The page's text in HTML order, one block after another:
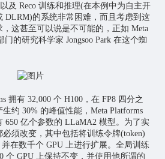
及 Reco 训练和推理(在本例中为自主开
DLRM)的系统非常困难，而且考虑到这
这甚至可以说是不可能的，正如 Meta
门的研究科学家 Jongsoo Park 在这个蜘
拥有 32,000 个 H100，在 FP8 四分之
约 30% 的峰值性能，Meta Platforms
650 亿个参数的 LLaMA2 模型。为了实
须改变，其中包括将训练令牌(token)
在数千个 GPU 上进行扩展。全局训练
个 GPU 上保持不变，并使用他所谓的